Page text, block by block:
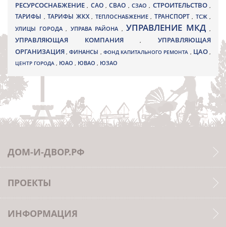
РЕСУРСОСНАБЖЕНИЕ, САО,СВАО ,СЗАО, СТРОИТЕЛЬСТВО,
ТАРИФЫ , ТАРИФЫ ЖКХ , ТЕПЛОСНАБЖЕНИЕ , ТРАНСПОРТ , ТСЖ ,
УЛИЦЫ ГОРОДА , УПРАВА РАЙОНА , УПРАВЛЕНИЕ МКД ,
УПРАВЛЯЮЩАЯ КОМПАНИЯ,УПРАВЛЯЮЩАЯ
ОРГАНИЗАЦИЯ,ФИНАНСЫ , ФОНД КАПИТАЛЬНОГО РЕМОНТА , ЦАО,
ЦЕНТР ГОРОДА , ЮАО , ЮВАО , ЮЗАО
ДОМ-И-ДВОР.РФ
ПРОЕКТЫ
ИНФОРМАЦИЯ